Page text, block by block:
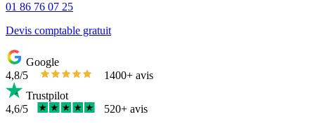
01 86 76 07 25
Devis comptable gratuit
Google
4,8/5
1400+ avis
Trustpilot
4,6/5
520+ avis